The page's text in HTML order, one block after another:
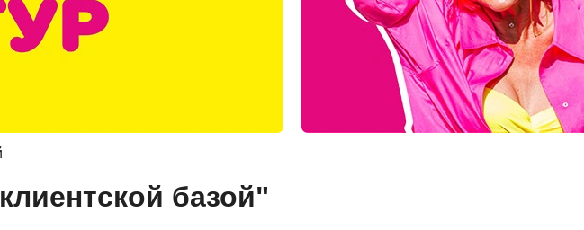
базой"